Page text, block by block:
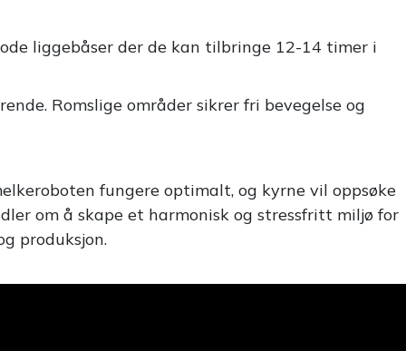
liggebåser der de kan tilbringe 12-14 timer i
Romslige områder sikrer fri bevegelse og
fungere optimalt, og kyrne vil oppsøke
om å skape et harmonisk og stressfritt miljø for
produksjon.